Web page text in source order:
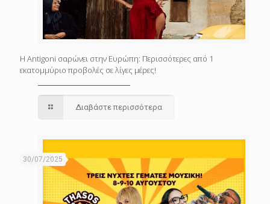
Η Antigoni σαρώνει στην Ευρώπη: Περισσότερες από 1
εκατομμύριο προβολές σε λίγες μέρες!
Διαβάστε περισσότερα
30/07/2025